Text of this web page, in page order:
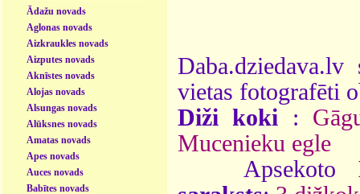
Ādažu novads
Aglonas novads
Aizkraukles novads
Aizputes novads
Aknīstes novads
Alojas novads
Alsungas novads
Alūksnes novads
Amatas novads
Apes novads
Auces novads
Babītes novads
vietas fotografēti
Diži koki :
Mucenieku egle
Apsekoto